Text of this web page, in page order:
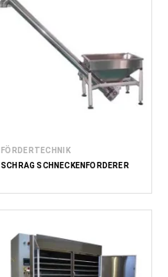
FÖRDERTECHNIK
SCHRÄG SCHNECKENFÖRDERER